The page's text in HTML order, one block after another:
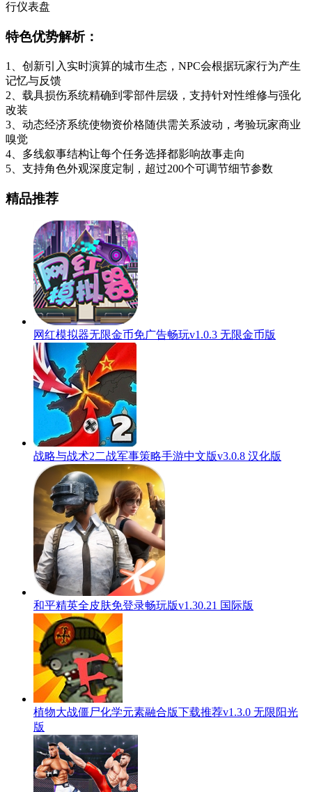
行仪表盘
特色优势解析：
1、创新引入实时演算的城市生态，NPC会根据玩家行为产生
记忆与反馈
2、载具损伤系统精确到零部件层级，支持针对性维修与强化
改装
3、动态经济系统使物资价格随供需关系波动，考验玩家商业
嗅觉
4、多线叙事结构让每个任务选择都影响故事走向
5、支持角色外观深度定制，超过200个可调节细节参数
精品推荐
网红模拟器无限金币免广告畅玩v1.0.3 无限金币版
战略与战术2二战军事策略手游中文版v3.0.8 汉化版
和平精英全皮肤免登录畅玩版v1.30.21 国际版
植物大战僵尸化学元素融合版下载推荐v1.3.0 无限阳光
版